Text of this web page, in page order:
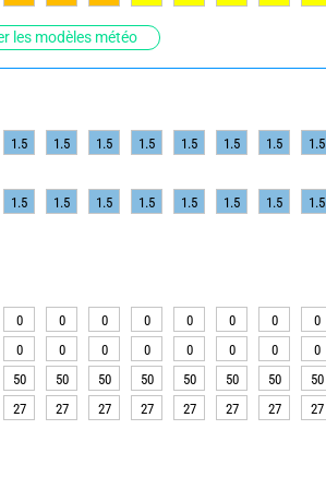
les modèles météo
1.5 1.5 1.5 1.5 1.5 1.5 1.5 1.5
1.5 1.5 1.5 1.5 1.5 1.5 1.5 1.5
0 0 0 0 0 0 0 0
0 0 0 0 0 0 0 0
50 50 50 50 50 50 50 50
27 27 27 27 27 27 27 27